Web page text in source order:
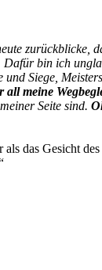
zurückblicke,
Dafür bin ich
Siege,
meine
Seite sind.
das Gesicht